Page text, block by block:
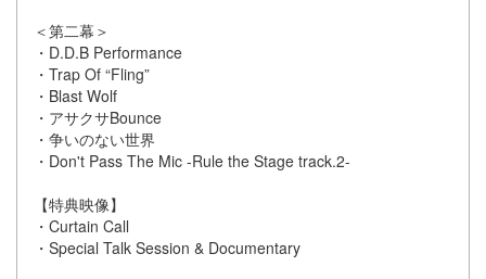
＜第二幕＞
・D.D.B Performance
・Trap Of “Fling”
・Blast Wolf
・アサクサBounce
・争いのない世界
・Don't Pass The Mic -Rule the Stage track.2-
【特典映像】
・Curtain Call
・Special Talk Session & Documentary